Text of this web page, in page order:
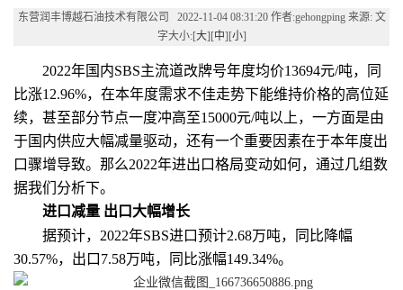
东营润丰博越石油技术有限公司 2022-11-04 08:31:20 作者:gehongping 来源: 文
字大小:[大][中][小]
2022年国内SBS主流道改牌号年度均价13694元/吨，同
比涨12.96%，在本年度需求不佳走势下能维持价格的高位延
续，甚至部分节点一度冲高至15000元/吨以上，一方面是由
于国内供应大幅减量驱动，还有一个重要因素在于本年度出
口骤增导致。那么2022年进出口格局变动如何，通过几组数
据我们分析下。
进口减量 出口大幅增长
据预计，2022年SBS进口预计2.68万吨，同比降幅
30.57%，出口7.58万吨，同比涨幅149.34%。